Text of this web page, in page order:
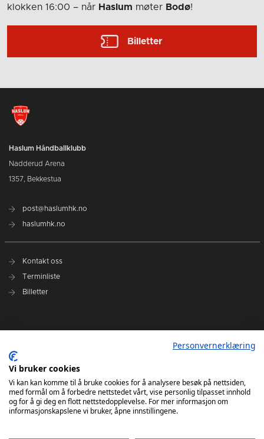
klokken 16:00 – når Haslum møter Bodø!
Billetter
Haslum Håndballklubb
Nadderud Arena
1357, Bekkestua
post@haslumhk.no
haslumhk.no
Kontakt oss
Terminliste
Billetter
Ansvarlig redaktør: Tore Solberg
Personvernerklæring
Vi bruker cookies
Vi kan kan komme til å bruke cookies for å analysere besøk på nettsiden,
med formål om å forbedre nettstedet vårt, vise personlig tilpasset innhold
og for å gi deg en flott nettstedopplevelse. For mer informasjon om
informasjonskapslene vi bruker, åpne innstillingene.